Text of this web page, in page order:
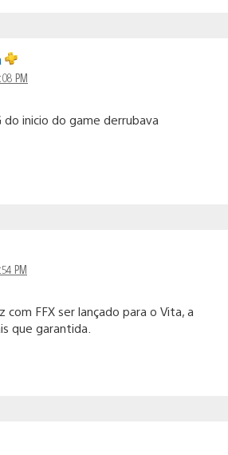
PM
do inicio do game derrubava
PM
com FFX ser lançado para o Vita, a
que garantida.